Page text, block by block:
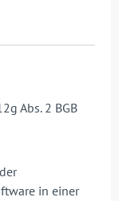
Abs. 2 BGB
in einer